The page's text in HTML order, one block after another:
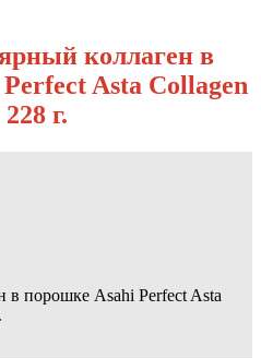
коллаген в
Asta Collagen
г.
в порошке Asahi Perfect Asta